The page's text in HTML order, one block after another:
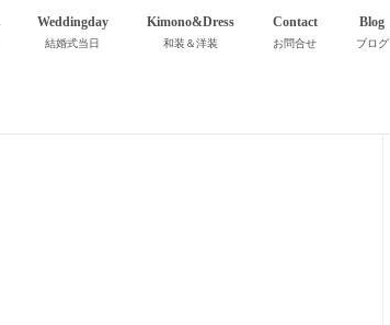
Weddingday
結婚式当日
Kimono&Dress
和装＆洋装
Contact
お問合せ
Blog
ブログ